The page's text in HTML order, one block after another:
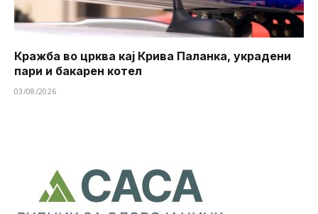
Кражба во црква кај Крива Паланка, украдени
пари и бакарен котел
03/08/2026